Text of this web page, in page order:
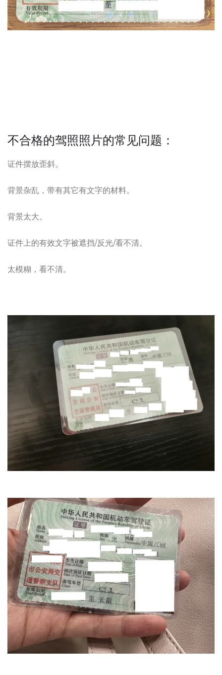
不合格的驾照照片的常见问题：
证件摆放歪斜。
背景杂乱，带有其它有文字的材料。
背景太大。
证件上的有效文字被遮挡/反光/看不清。
太模糊，看不清。